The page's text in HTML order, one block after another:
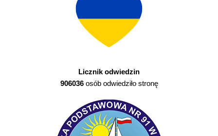
Licznik odwiedzin
906036osób odwiedziło stronę